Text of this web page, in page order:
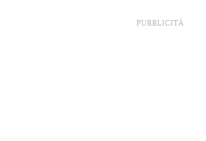
PUBBLICITÀ